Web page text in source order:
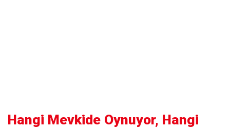
Hangi Mevkide Oynuyor, Hangi